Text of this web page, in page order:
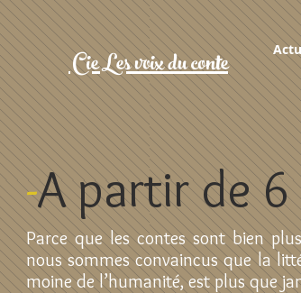
Cie Les voix du conte
-A partir de 6
Parce que les contes sont bien
nous sommes convaincus que la
moine de l’humanité, est plus que